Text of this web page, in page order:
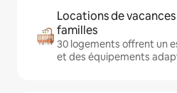
Locations de
familles
30 logements offrent un
et des équipements